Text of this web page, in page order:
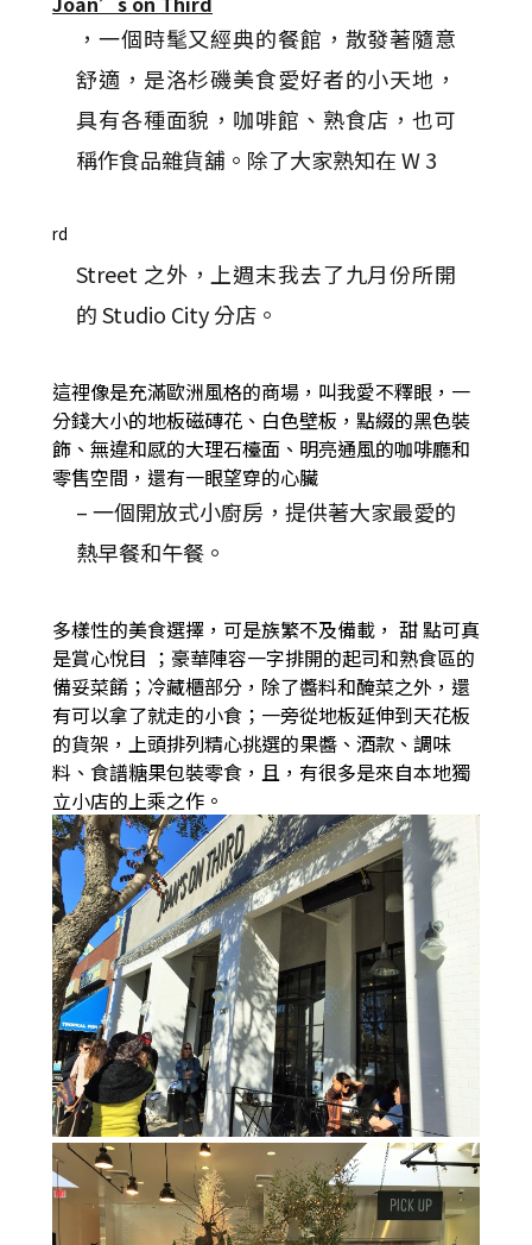
，一個時髦又經典的餐館，散發著隨意
舒適，是洛杉磯美食愛好者的小天地，
具有各種面貌，咖啡館、熟食店，也可
稱作食品雜貨舖。除了大家熟知在 W 3
rd
Street 之外，上週末我去了九月份所開
的 Studio City 分店。
這裡像是充滿歐洲風格的商場，叫我愛不釋眼，一
分錢大小的地板磁磚花、白色壁板，點綴的黑色裝
飾、無違和感的大理石檯面、明亮通風的咖啡廳和
零售空間，還有一眼望穿的心臟
– 一個開放式小廚房，提供著大家最愛的
熱早餐和午餐。
多樣性的美食選擇，可是族繁不及備載， 甜點可真
是賞心悅目 ；豪華陣容一字排開的起司和熟食區的
備妥菜餚；冷藏櫃部分，除了醬料和醃菜之外，還
有可以拿了就走的小食；一旁從地板延伸到天花板
的貨架，上頭排列精心挑選的果醬、酒款、調味
料、食譜糖果包裝零食，且，有很多是來自本地獨
立小店的上乘之作。